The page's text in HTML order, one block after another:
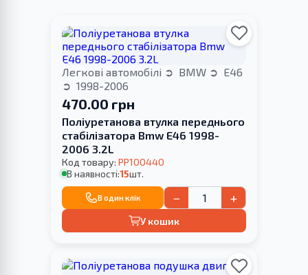
Легкові автомобілі BMW
E46
1998-2006
470.00 грн
Поліуретанова втулка переднього
стабілізатора Bmw E46 1998-
2006 3.2L
Код товару: PP100440
В наявності:15шт.
В один клік − +
У кошик